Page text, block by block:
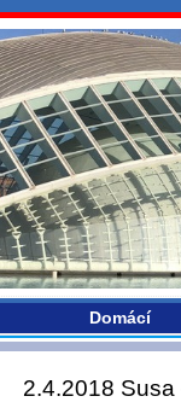
Domácí
2.4.2018 Susa